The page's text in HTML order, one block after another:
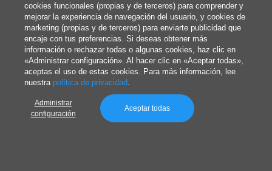
estratégicas, análisis, informes de investigación y
mucho más.
Micromaníacerró en enero de 2024, tras355
númerosy 39 años de publicación.
cookies funcionales (propias y de terceros) para comprender y
mejorar la experiencia de navegación del usuario, y cookies de
marketing (propias y de terceros) para enviarte publicidad que
encaje con tus preferencias. Si deseas obtener más
información o rechazar todas o algunas cookies, haz clic en
«Administrar configuración». Al hacer clic en «Aceptar todas»,
aceptas el uso de estas cookies. Para más información, lee
nuestra política de privacidad.
Administrar
configuración
Aceptar todas